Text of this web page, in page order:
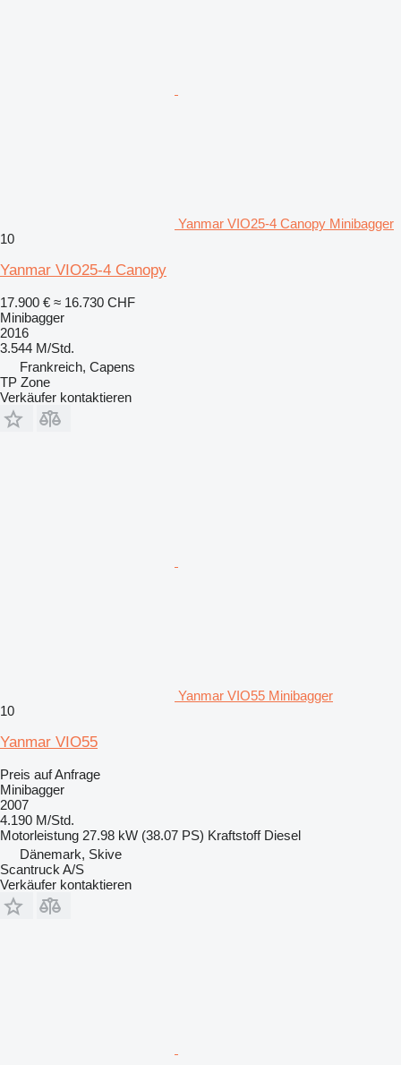
Yanmar VIO25-4 Canopy Minibagger
10
Yanmar VIO25-4 Canopy
17.900 € ≈ 16.730 CHF
Minibagger
2016
3.544 M/Std.
Frankreich, Capens
TP Zone
Verkäufer kontaktieren
Yanmar VIO55 Minibagger
10
Yanmar VIO55
Preis auf Anfrage
Minibagger
2007
4.190 M/Std.
Motorleistung 27.98 kW (38.07 PS) Kraftstoff Diesel
Dänemark, Skive
Scantruck A/S
Verkäufer kontaktieren